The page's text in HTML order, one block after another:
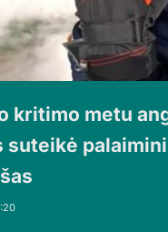
kritimo metu
suteikė